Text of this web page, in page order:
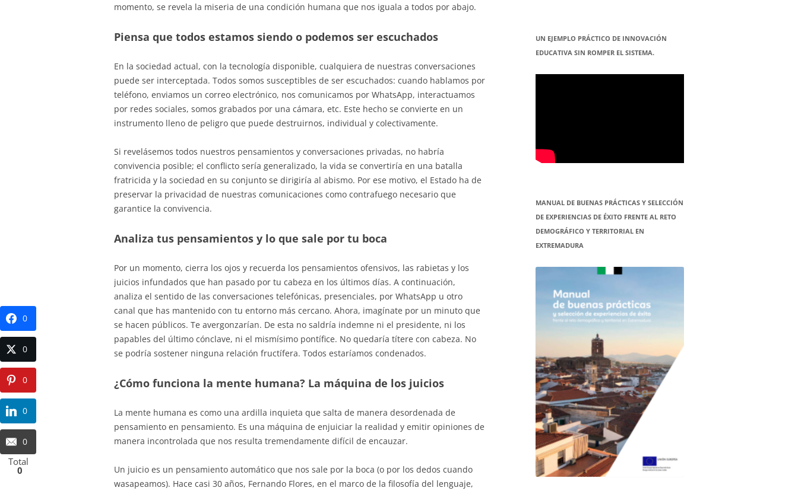
momento, se revela la miseria de una condición humana que nos iguala a todos por abajo.
Piensa que todos estamos siendo o podemos ser escuchados
En la sociedad actual, con la tecnología disponible, cualquiera de nuestras conversaciones
puede ser interceptada. Todos somos susceptibles de ser escuchados: cuando hablamos por
teléfono, enviamos un correo electrónico, nos comunicamos por WhatsApp, interactuamos
por redes sociales, somos grabados por una cámara, etc. Este hecho se convierte en un
instrumento lleno de peligro que puede destruirnos, individual y colectivamente.
Si revelásemos todos nuestros pensamientos y conversaciones privadas, no habría
convivencia posible; el conflicto sería generalizado, la vida se convertiría en una batalla
fratricida y la sociedad en su conjunto se dirigiría al abismo. Por ese motivo, el Estado ha de
preservar la privacidad de nuestras comunicaciones como contrafuego necesario que
garantice la convivencia.
Analiza tus pensamientos y lo que sale por tu boca
Por un momento, cierra los ojos y recuerda los pensamientos ofensivos, las rabietas y los
juicios infundados que han pasado por tu cabeza en los últimos días. A continuación,
analiza el sentido de las conversaciones telefónicas, presenciales, por WhatsApp u otro
canal que has mantenido con tu entorno más cercano. Ahora, imagínate por un minuto que
se hacen públicos. Te avergonzarían. De esta no saldría indemne ni el presidente, ni los
papables del último cónclave, ni el mismísimo pontífice. No quedaría títere con cabeza. No
se podría sostener ninguna relación fructífera. Todos estaríamos condenados.
¿Cómo funciona la mente humana? La máquina de los juicios
La mente humana es como una ardilla inquieta que salta de manera desordenada de
pensamiento en pensamiento. Es una máquina de enjuiciar la realidad y emitir opiniones de
manera incontrolada que nos resulta tremendamente difícil de encauzar.
Un juicio es un pensamiento automático que nos sale por la boca (o por los dedos cuando
wasapeamos). Hace casi 30 años, Fernando Flores, en el marco de la filosofía del lenguaje,
UN EJEMPLO PRÁCTICO DE INNOVACIÓN
EDUCATIVA SIN ROMPER EL SISTEMA.
MANUAL DE BUENAS PRÁCTICAS Y SELECCIÓN
DE EXPERIENCIAS DE ÉXITO FRENTE AL RETO
DEMOGRÁFICO Y TERRITORIAL EN
EXTREMADURA
0
0
0
0
0
Total
0